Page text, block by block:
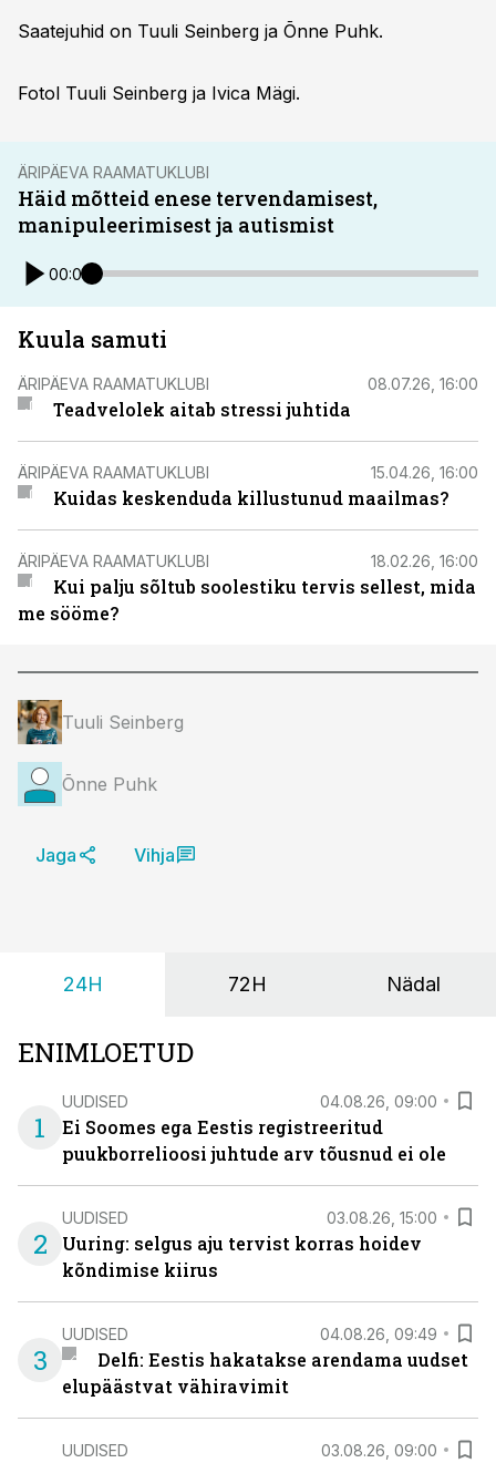
Saatejuhid on Tuuli Seinberg ja Õnne Puhk.
Fotol Tuuli Seinberg ja Ivica Mägi.
ÄRIPÄEVA RAAMATUKLUBI
Häid mõtteid enese tervendamisest,
manipuleerimisest ja autismist
00:00
Kuula samuti
ÄRIPÄEVA RAAMATUKLUBI 08.07.26, 16:00
Teadvelolek aitab stressi juhtida
ÄRIPÄEVA RAAMATUKLUBI 15.04.26, 16:00
Kuidas keskenduda killustunud maailmas?
ÄRIPÄEVA RAAMATUKLUBI 18.02.26, 16:00
Kui palju sõltub soolestiku tervis sellest, mida
me sööme?
Tuuli Seinberg
Õnne Puhk
Jaga Vihja
24H 72H Nädal
ENIMLOETUD
1
UUDISED 04.08.26, 09:00
Ei Soomes ega Eestis registreeritud
puukborrelioosi juhtude arv tõusnud ei ole
2
UUDISED 03.08.26, 15:00
Uuring: selgus aju tervist korras hoidev
kõndimise kiirus
3
UUDISED 04.08.26, 09:49
Delfi: Eestis hakatakse arendama uudset
elupäästvat vähiravimit
UUDISED 03.08.26, 09:00